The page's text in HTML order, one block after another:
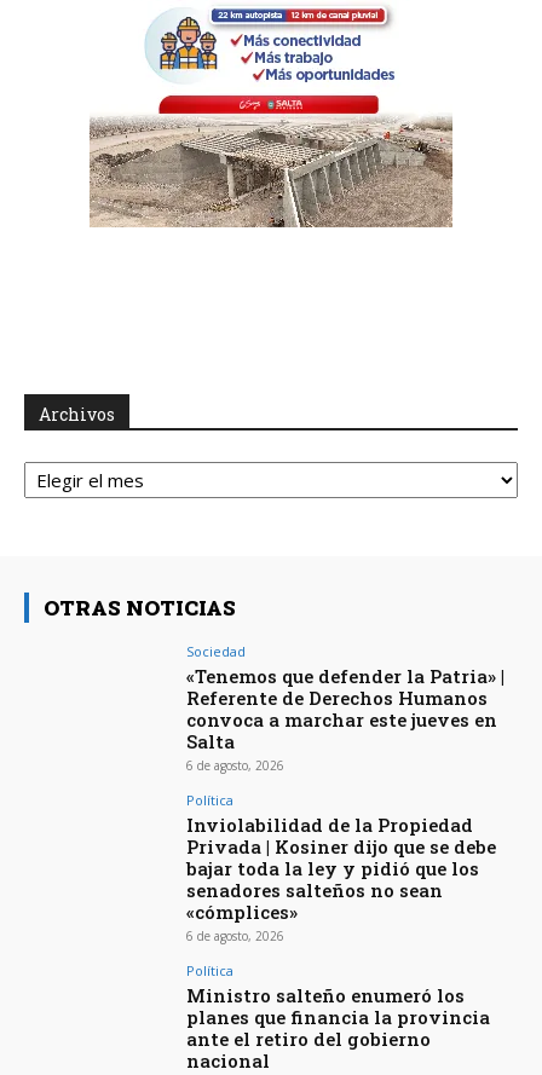
Archivos
Archivos
OTRAS NOTICIAS
Sociedad
«Tenemos que defender la Patria» |
Referente de Derechos Humanos
convoca a marchar este jueves en
Salta
6 de agosto, 2026
Política
Inviolabilidad de la Propiedad
Privada | Kosiner dijo que se debe
bajar toda la ley y pidió que los
senadores salteños no sean
«cómplices»
6 de agosto, 2026
Política
Ministro salteño enumeró los
planes que financia la provincia
ante el retiro del gobierno
nacional